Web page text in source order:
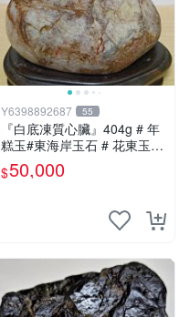
Y6398892687 55
『白底凍質心臟』404g # 年
糕玉#東海岸玉石 # 花東玉石
#總統石#台灣藍寶
$50,000